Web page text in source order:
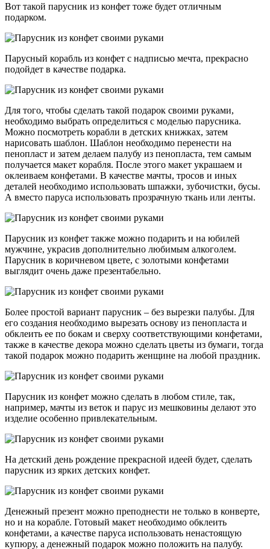
Вот такой парусник из конфет тоже будет отличным
подарком.
Парусный корабль из конфет с надписью мечта, прекрасно
подойдет в качестве подарка.
Для того, чтобы сделать такой подарок своими руками,
необходимо выбрать определиться с моделью парусника.
Можно посмотреть корабли в детских книжках, затем
нарисовать шаблон. Шаблон необходимо перенести на
пенопласт и затем делаем палубу из пенопласта, тем самым
получается макет корабля. После этого макет украшаем и
оклеиваем конфетами. В качестве мачты, тросов и иных
деталей необходимо использовать шпажки, зубочистки, бусы.
А вместо паруса использовать прозрачную ткань или ленты.
Парусник из конфет также можно подарить и на юбилей
мужчине, украсив дополнительно любимым алкоголем.
Парусник в коричневом цвете, с золотыми конфетами
выглядит очень даже презентабельно.
Более простой вариант парусник – без вырезки палубы. Для
его создания необходимо вырезать основу из пенопласта и
обклеить ее по бокам и сверху соответствующими конфетами,
также в качестве декора можно сделать цветы из бумаги, тогда
такой подарок можно подарить женщине на любой праздник.
Парусник из конфет можно сделать в любом стиле, так,
например, мачты из веток и парус из мешковины делают это
изделие особенно привлекательным.
На детский день рождение прекрасной идеей будет, сделать
парусник из ярких детских конфет.
Денежный презент можно преподнести не только в конверте,
но и на корабле. Готовый макет необходимо обклеить
конфетами, а качестве паруса использовать ненастоящую
купюру, а денежный подарок можно положить на палубу.